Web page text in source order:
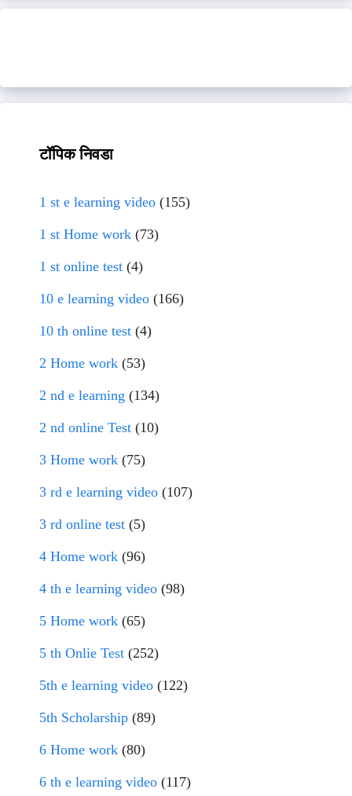
टॉपिक निवडा
1 st e learning video (155)
1 st Home work (73)
1 st online test (4)
10 e learning video (166)
10 th online test (4)
2 Home work (53)
2 nd e learning (134)
2 nd online Test (10)
3 Home work (75)
3 rd e learning video (107)
3 rd online test (5)
4 Home work (96)
4 th e learning video (98)
5 Home work (65)
5 th Onlie Test (252)
5th e learning video (122)
5th Scholarship (89)
6 Home work (80)
6 th e learning video (117)